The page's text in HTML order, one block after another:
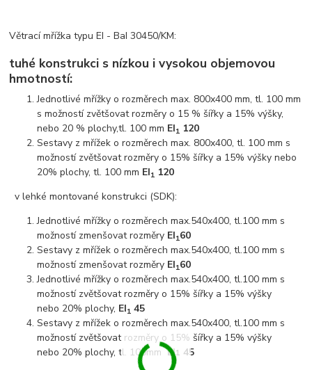
Větrací mřížka typu EI - BaI 30450/KM:
tuhé konstrukci s nízkou i vysokou objemovou
hmotností:
Jednotlivé mřížky o rozměrech max. 800x400 mm, tl. 100 mm
s možností zvětšovat rozměry o 15 % šířky a 15% výšky,
nebo 20 % plochy,tl. 100 mm EI1 120
Sestavy z mřížek o rozměrech max. 800x400, tl. 100 mm s
možností zvětšovat rozměry o 15% šířky a 15% výšky nebo
20% plochy, tl. 100 mm EI1 120
v lehké montované konstrukci (SDK):
Jednotlivé mřížky o rozměrech max.540x400, tl.100 mm s
možností zmenšovat rozměry EI160
Sestavy z mřížek o rozměrech max.540x400, tl.100 mm s
možností zmenšovat rozměry EI160
Jednotlivé mřížky o rozměrech max.540x400, tl.100 mm s
možností zvětšovat rozměry o 15% šířky a 15% výšky
nebo 20% plochy, EI1 45
Sestavy z mřížek o rozměrech max.540x400, tl.100 mm s
možností zvětšovat rozměry o 15% šířky a 15% výšky
nebo 20% plochy, tl. 100mmEI1 45